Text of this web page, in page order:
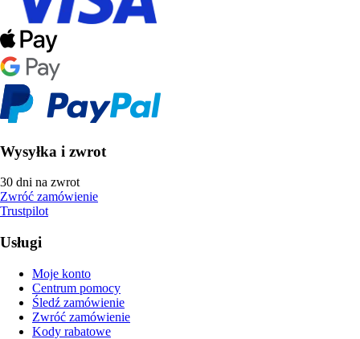
Wysyłka i zwrot
30 dni na zwrot
Zwróć zamówienie
Trustpilot
Usługi
Moje konto
Centrum pomocy
Śledź zamówienie
Zwróć zamówienie
Kody rabatowe